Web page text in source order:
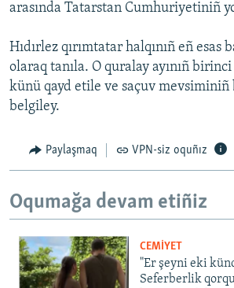
arasında Tatarstan Cumhuriyetiniñ
Hıdırlez qırımtatar halqınıñ eñ esas
olaraq tanıla. O quralay ayınıñ birinci
künü qayd etile ve saçuv mevsiminiñ
belgiley.
Paylaşmaq VPN-siz oquñız
Oqumağa devam etiñiz
CEMİYET
"Er şeyni eki
Seferberlik